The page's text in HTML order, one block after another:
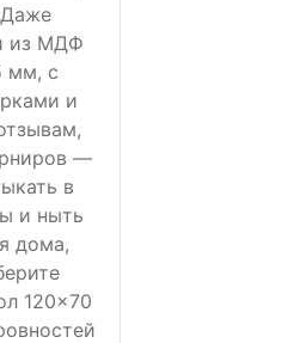
Даже
из МДФ
мм, с
и
—
в
и ныть
дома,
120×70